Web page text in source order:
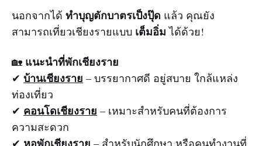
นอกจากได้ ทำบุญตักบาตรเป็งปุ๊ด แล้ว คุณยัง
สามารถเที่ยวเชียงรายแบบ เต็มอิ่ม ได้ด้วย!
🏡 แนะนำที่พักเชียงราย
✔ บ้านเชียงราย – บรรยากาศดี อยู่สบาย ใกล้แหล่ง
ท่องเที่ยว
✔ คอนโดเชียงราย – เหมาะสำหรับคนที่ต้องการ
ความสะดวก